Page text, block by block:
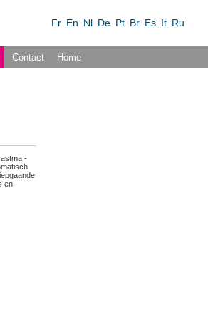
Fr En Nl De Pt Br Es It Ru
Contact Home
-
en